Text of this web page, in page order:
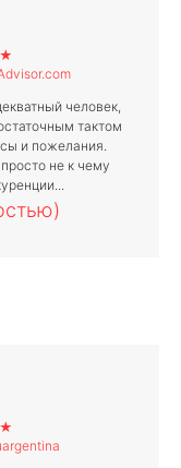
человек,
тактом
и пожелания.
не к чему